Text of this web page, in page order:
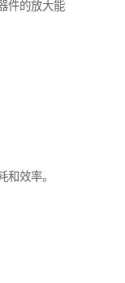
件的放大能
和效率。